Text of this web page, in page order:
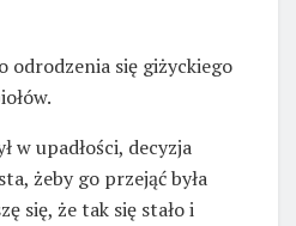
odrodzenia się giżyckiego
w upadłości, decyzja
żeby go przejąć była
się, że tak się stało i